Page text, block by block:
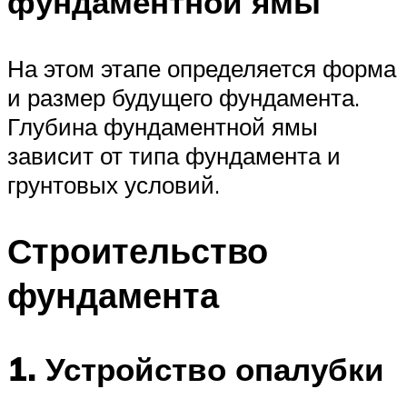
На этом этапе определяется форма
и размер будущего фундамента.
Глубина фундаментной ямы
зависит от типа фундамента и
грунтовых условий.
Строительство
фундамента
1. Устройство опалубки